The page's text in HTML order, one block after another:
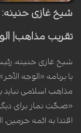
شیخ غازی حنینه:
تقریب مذاهب|
شیخ غازی حنینه،
با برنامه «الوجه
مذاهب اسلامی نباید
«صحّت نماز برای
اقتدا به ائمه